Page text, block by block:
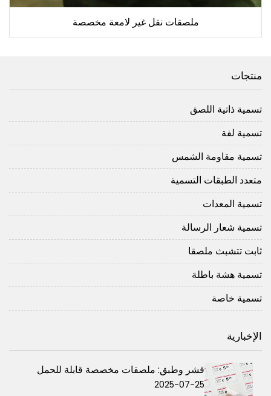
ملصقات نقل غير لامعة مخصصة
منتجات
تسمية ذاتية اللصق
تسمية لفة
تسمية مقاومة الشمس
متعدد الطبقات التسمية
تسمية المعدات
تسمية شعار الرسالة
ثابت تتشبث ملصقا
تسمية هشة باطلة
تسمية خاصة
الإخبارية
قشر وطبق: ملصقات مخصصة قابلة للحمل
2025-07-25